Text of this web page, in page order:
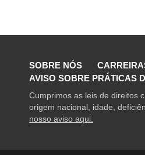
SOBRE NÓS
AVISO SOBRE PRÁTICAS
Cumprimos as leis de direitos
origem nacional, idade,
nosso aviso aqui.